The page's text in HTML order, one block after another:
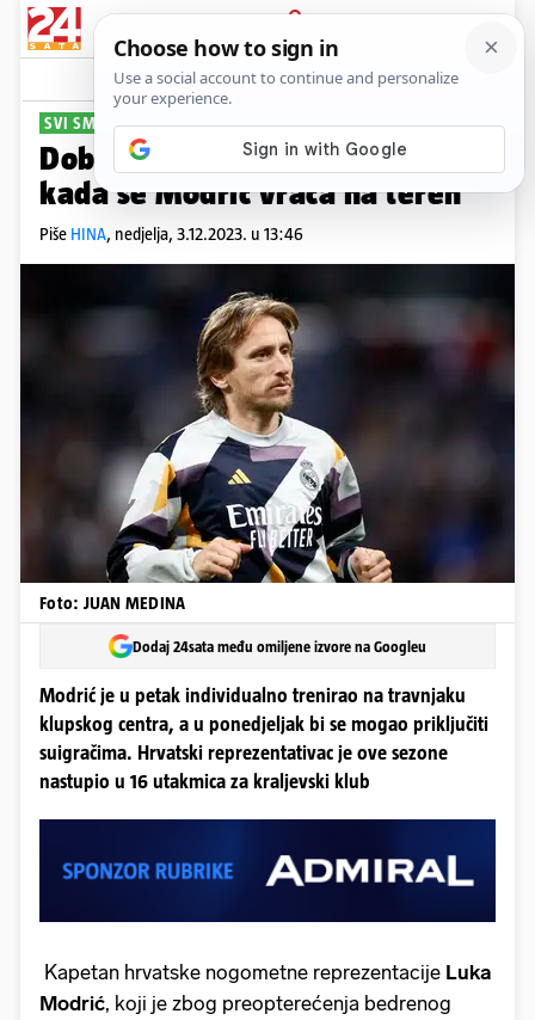
PRIJAVA
Sport Komentari
SVI SMO ODAHNULI
Dobre vijest za sve: Poznato je
kada se Modrić vraća na teren
Piše HINA, nedjelja, 3.12.2023. u 13:46
Foto: JUAN MEDINA
Dodaj 24sata među omiljene izvore na Googleu
Modrić je u petak individualno trenirao na travnjaku
klupskog centra, a u ponedjeljak bi se mogao priključiti
suigračima. Hrvatski reprezentativac je ove sezone
nastupio u 16 utakmica za kraljevski klub
Kapetan hrvatske nogometne reprezentacije Luka
Modrić, koji je zbog preopterećenja bedrenog